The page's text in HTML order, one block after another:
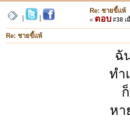
Re: ชายขี้แพ้
« ตอบ #38 เ
Re: ชายขี้แพ้
ฉั
ทำ
หา